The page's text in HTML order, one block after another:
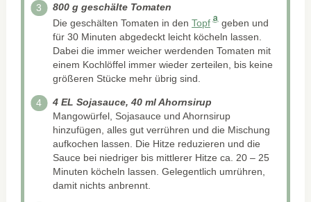
800 g geschälte Tomaten
Die geschälten Tomaten in denTopf
geben und
für 30 Minuten abgedeckt leicht köcheln lassen.
Dabei die immer weicher werdenden Tomaten mit
einem Kochlöffel immer wieder zerteilen, bis keine
größeren Stücke mehr übrig sind.
4 EL Sojasauce, 40 ml Ahornsirup
Mangowürfel, Sojasauce und Ahornsirup
hinzufügen, alles gut verrühren und die Mischung
aufkochen lassen. Die Hitze reduzieren und die
Sauce bei niedriger bis mittlerer Hitze ca. 20 – 25
Minuten köcheln lassen. Gelegentlich umrühren,
damit nichts anbrennt.